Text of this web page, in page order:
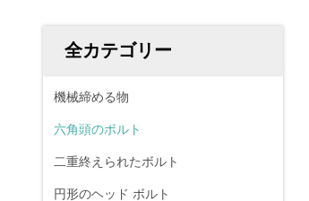
全カテゴリー
機械締める物
六角頭のボルト
二重終えられたボルト
円形のヘッド ボルト